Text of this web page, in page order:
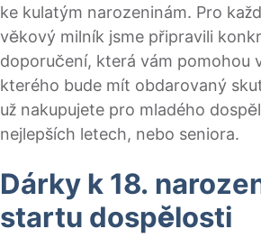
ke kulatým narozeninám. Pro
věkový milník jsme připravili
doporučení, která vám pomohou
kterého bude mít obdarovaný
už nakupujete pro mladého
nejlepších letech, nebo seniora.
Dárky k 18.
startu dospělosti